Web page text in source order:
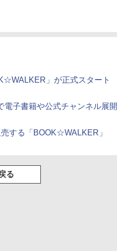
」が正式スタート
子書籍や公式チャンネル展開
する「BOOK☆WALKER」
る